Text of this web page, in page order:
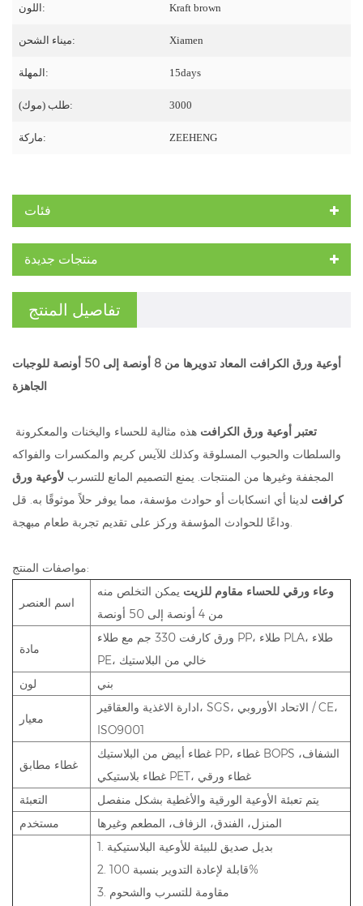
اللون: Kraft brown
ميناء الشحن: Xiamen
المهلة: 15days
طلب (موك): 3000
ماركة: ZEEHENG
فئات
منتجات جديدة
تفاصيل المنتج
أوعية ورق الكرافت المعاد تدويرها من 8 أونصة إلى 50 أونصة للوجبات
الجاهزة
تعتبر أوعية ورق الكرافت هذه مثالية للحساء واليخنات والمعكرونة
والسلطات والحبوب المسلوقة وكذلك للآيس كريم والمكسرات والفواكه
المجففة وغيرها من المنتجات. يمنع التصميم المانع للتسرب لأوعية ورق
كرافت لدينا أي انسكابات أو حوادث مؤسفة، مما يوفر حلاً موثوقًا به. قل
وداعًا للحوادث المؤسفة وركز على تقديم تجربة طعام مبهجة.
مواصفات المنتج:
اسم العنصر
وعاء ورقي للحساء مقاوم للزيت يمكن التخلص منه
من 4 أونصة إلى 50 أونصة
مادة
ورق كارفت 330 جم مع طلاء PP، طلاء PLA، طلاء
لون
بني
معيار
ادارة الاغذية والعقاقير، SGS، الاتحاد الأوروبي / CE،
ISO9001
غطاء مطابق
غطاء أبيض من البلاستيك PP، غطاء BOPS الشفاف،
التعبئة
مستخدم
المنزل، الفندق، الزفاف، المطعم وغيرها
1. بديل صديق للبيئة للأوعية البلاستيكية
2. قابلة لإعادة التدوير بنسبة 100%
3. مقاومة للتسرب والشحوم